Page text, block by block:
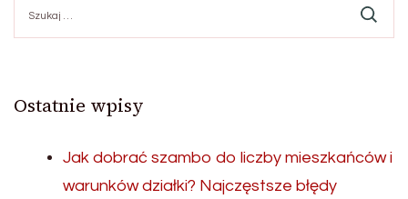
Ostatnie wpisy
Jak dobrać szambo do liczby mieszkańców i
warunków działki? Najczęstsze błędy